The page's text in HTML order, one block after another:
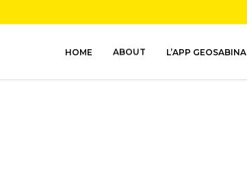
HOME ABOUT L’APP GEOSABINA